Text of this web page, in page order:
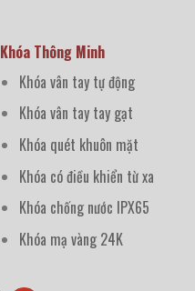
Khóa Thông Minh
Khóa vân tay tự động
Khóa vân tay tay gạt
Khóa quét khuôn mặt
Khóa có điều khiển từ xa
Khóa chống nước IPX65
Khóa mạ vàng 24K